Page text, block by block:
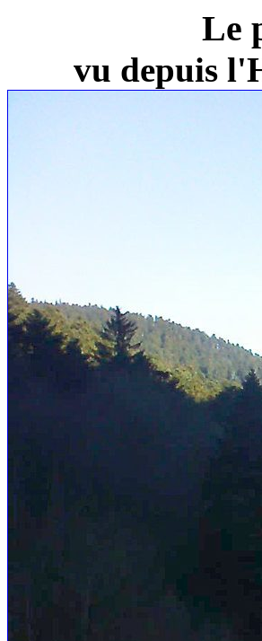
Le
vu depuis